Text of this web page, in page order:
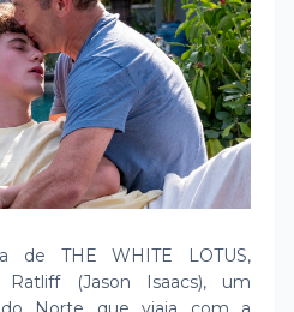
de THE WHITE LOTUS,
Ratliff (Jason Isaacs), um